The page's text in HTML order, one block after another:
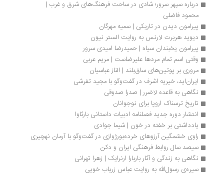
محمود فاضلی
پیرامون دیدن در تاریکی | سمیه مهرگان
دیوید هربرت لارنس به روایت الستر نیون
پیرامون یخبندان سیاه | حمیدرضا امیدی سرور
وقتی اسم تمام مردها علیرضاست | مریم عربی
مروری بر پوتین‌های ساق‌بلند | الناز عباسیان
ایران‌اید، خیریه اشرف در گفت‌وگو با مجید تفرشی
نگاهی به قاعده لاضرر | صدرا صدوقی
تاریخ ترسناک اروپا برای نوجوانان
انتشار دوره جدید فصلنامه ادبیات داستانی بارثاوا
یادداشتی بر خفته در خون | شیما جوادی
راوی خشمگین آرزوهای خرده‌بورژوازی در گفت‌وگو با آرمان نهچیری
سیصد سال روابط فرهنگی ایران و دکن
نگاهی به زندگی و آثار باربارا ارنرایک | زهرا تهرانی
سیره‌ی رسول‌الله به روایت عباس زریاب خویی